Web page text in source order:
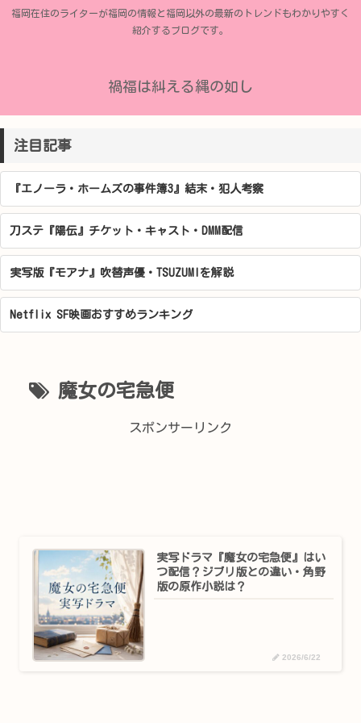
福岡在住のライターが福岡の情報と福岡以外の最新のトレンドもわかりやすく
紹介するブログです。
禍福は糾える縄の如し
注目記事
『エノーラ・ホームズの事件簿3』結末・犯人考察
刀ステ『陽伝』チケット・キャスト・DMM配信
実写版『モアナ』吹替声優・TSUZUMIを解説
Netflix SF映画おすすめランキング
魔女の宅急便
スポンサーリンク
実写ドラマ『魔女の宅急便』はい
つ配信？ジブリ版との違い・角野
版の原作小説は？
2026/6/22